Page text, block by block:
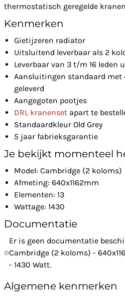
thermostatisch geregelde
Kenmerken
Gietijzeren radiator
Uitsluitend leverbaar als 2
Leverbaar van 3 t/m 16 leden
Aansluitingen standaard met
geleverd
Aangegoten pootjes
DRL kranenset apart te
Standaardkleur Old Grey
5 jaar fabrieksgarantie
Je bekijkt momenteel
Model: Cambridge (2 koloms)
Afmeting: 640x1162mm
Elementen: 13
Wattage: 1430
Documentatie
Er is geen documentatie
Cambridge (2 koloms) -
- 1430 Watt.
Algemene kenmerken